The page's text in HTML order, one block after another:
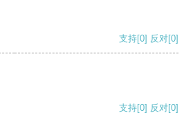
支持[0] 反对[0]
支持[0] 反对[0]